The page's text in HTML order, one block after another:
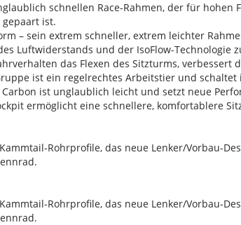
schnellen Race-Rahmen, der für
ist.
– sein extrem schneller, extrem leichter
Luftwiderstands und der IsoFlow-Technologie
das Flexen des Sitzturms, verbessert
ist ein regelrechtes Arbeitstier und
ist unglaublich leicht und setzt neue
ermöglicht eine schnellere, komfortablere
Rohrprofile, das neue Lenker/Vorbau-
Rohrprofile, das neue Lenker/Vorbau-